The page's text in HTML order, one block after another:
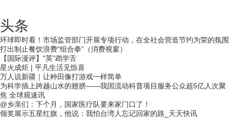
头条
环球即时看！市场监管部门开展专项行动，在全社会营造节约为荣的氛围
打出制止餐饮浪费“组合拳”（消费视窗）
【国际漫评】“英”鹉学舌
星火成炬 | 平凡生活见惊喜
万人说新疆｜让种田像打游戏一样简单
为科学插上跨越山水的翅膀——我国流动科普项目服务公众超5亿人次聚
焦 全球观速讯
@乡亲们：下个月，国家医疗队要来家门口了！
领奖展示五星红旗，他说：我怕台湾人忘记回家的路_天天快讯